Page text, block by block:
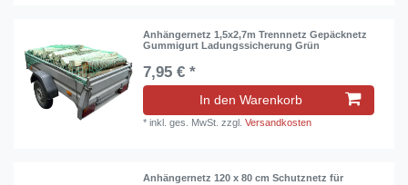
Anhängernetz 1,5x2,7m Trennnetz Gepäcknetz
Gummigurt Ladungssicherung Grün
7,95 € *
In den Warenkorb
*inkl. ges. MwSt. zzgl.Versandkosten
Anhängernetz 120 x 80 cm Schutznetz für